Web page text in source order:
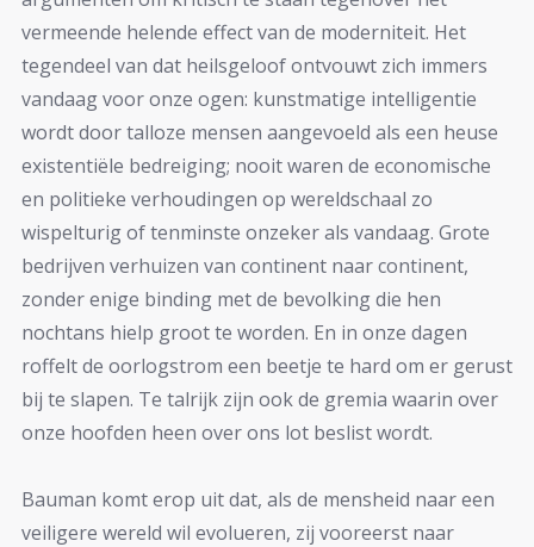
vermeende helende effect van de moderniteit. Het
tegendeel van dat heilsgeloof ontvouwt zich immers
vandaag voor onze ogen: kunstmatige intelligentie
wordt door talloze mensen aangevoeld als een heuse
existentiële bedreiging; nooit waren de economische
en politieke verhoudingen op wereldschaal zo
wispelturig of tenminste onzeker als vandaag. Grote
bedrijven verhuizen van continent naar continent,
zonder enige binding met de bevolking die hen
nochtans hielp groot te worden. En in onze dagen
roffelt de oorlogstrom een beetje te hard om er gerust
bij te slapen. Te talrijk zijn ook de gremia waarin over
onze hoofden heen over ons lot beslist wordt.
Bauman komt erop uit dat, als de mensheid naar een
veiligere wereld wil evolueren, zij vooreerst naar